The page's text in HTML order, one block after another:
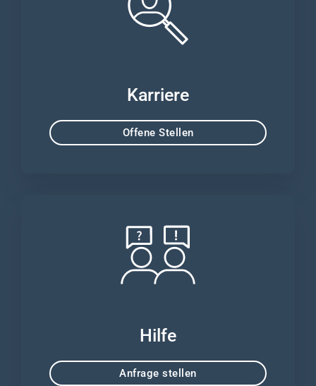
Karriere
Offene Stellen
Hilfe
Anfrage stellen